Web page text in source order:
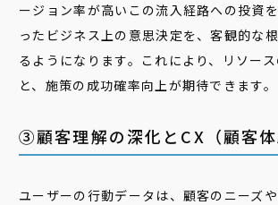
ージョン率が高いこの流入経路への投資
ったビジネス上の意思決定を、客観的な
るようになります。これにより、リソー
と、施策の成功確率向上が期待できます。
③顧客理解の深化とCX（顧客
ユーザーの行動データは、顧客のニーズ